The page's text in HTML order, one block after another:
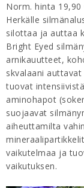
Norm. hinta
Herkälle
silottaa ja auttaa
Bright Eyed
arnikauutteet,
skvalaani
tuovat
aminohapot
suojaavat
aiheuttamilta
vaikutelmaa ja
vaikutuksen.